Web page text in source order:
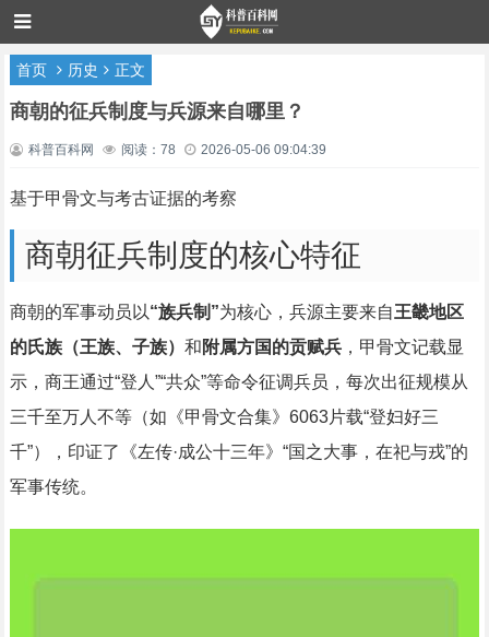
首页 历史 正文
商朝的征兵制度与兵源来自哪里？
科普百科网 阅读：78 2026-05-06 09:04:39
基于甲骨文与考古证据的考察
商朝征兵制度的核心特征
商朝的军事动员以“族兵制”为核心，兵源主要来自王畿地区
的氏族（王族、子族） 和附属方国的贡赋兵，甲骨文记载显
示，商王通过“登人”“共众”等命令征调兵员，每次出征规模从
三千至万人不等（如《甲骨文合集》6063片载“登妇好三
千”），印证了《左传·成公十三年》“国之大事，在祀与戎”的
军事传统。